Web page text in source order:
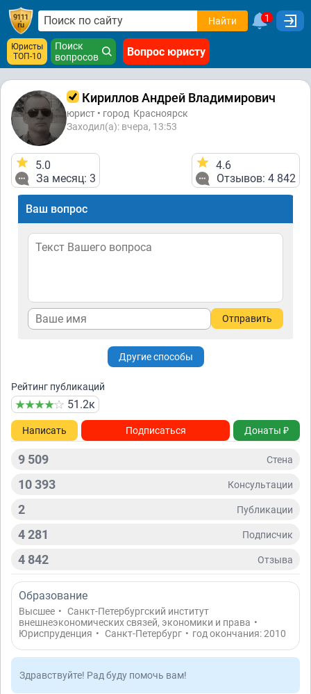
Найти 1
Юристы
ТОП-10
Поиск
вопросов
Вопрос юристу
Кириллов Андрей Владимирович
юрист • город Красноярск
Заходил(а): вчера, 13:53
5.0
За месяц: 3
4.6
Отзывов: 4 842
Ваш вопрос
Отправить
Другие способы
Рейтинг публикаций
51.2к
Написать Подписаться Донаты ₽
9 509 Стена
10 393 Консультации
2 Публикации
4 281 Подписчик
4 842 Отзывa
Образование
Высшее •
Санкт-Петербургский институт
внешнеэкономических связей, экономики и права •
Юриспруденция • Санкт-Петербург • год окончания: 2010
Здравствуйте! Рад буду помочь вам!